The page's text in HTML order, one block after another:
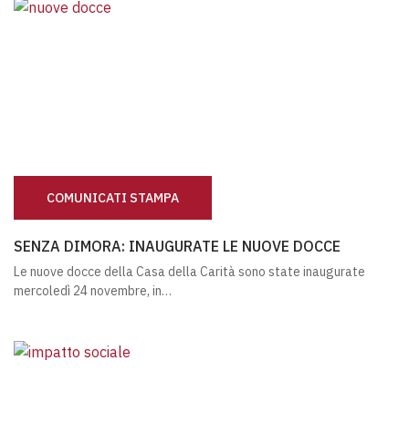
COMUNICATI STAMPA
SENZA DIMORA: INAUGURATE LE NUOVE DOCCE
Le nuove docce della Casa della Carità sono state inaugurate
mercoledì 24 novembre, in…